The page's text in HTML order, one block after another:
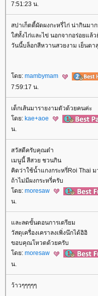
7:51:23 น.
สปาเก็ตตี้ผัดผงกะหรี่ไก่ น่ากินมา
ส่ทั้งไก่และไข่ นอกจากอร่อยแล้
วันนี้บล็อกสีหวานสวยงาม เย็นตา
ดย: mambymam
7:59:17 น.
เด็กเส้นมารายงามตัวด้วยคนค่ะ
ดย: kae+aoe
น.
สวัสดีครับคุณต๋า
เมนูนี้ สีสวย ชวนกิน
คิดว่าใช้น้ำแกงกระหรี่Roi Thai ม
ถ้าไม่มีผงกระหรี่ครับ
ดย: moresaw
น.
ละลดขั้นตอนการเตรียม
วัสดุเครื่องเคราลงเพิ่งนึกได้อิอิ
ขอบคุณโหวตด้วยครับ
ดย: moresaw
น.
ว้าวๆๆๆๆๆ